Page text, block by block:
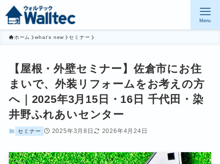
Menu
ホーム what’s new セミナー
【屋根・外壁セミナー】佐倉市にお住
まいで、外装リフォームをお考えの方
へ｜2025年3月15日・16日 千代田・染
井野ふれあいセンター
セミナー 2025年3月8日 2026年4月24日